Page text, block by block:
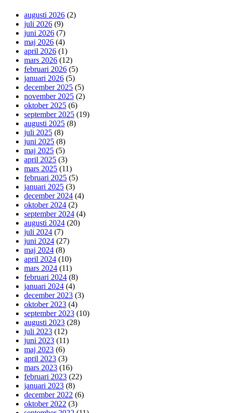
augusti 2026 (2)
juli 2026 (9)
juni 2026 (7)
maj 2026 (4)
april 2026 (1)
mars 2026 (12)
februari 2026 (5)
januari 2026 (5)
december 2025 (5)
november 2025 (2)
oktober 2025 (6)
september 2025 (19)
augusti 2025 (8)
juli 2025 (8)
juni 2025 (8)
maj 2025 (5)
april 2025 (3)
mars 2025 (11)
februari 2025 (5)
januari 2025 (3)
december 2024 (4)
oktober 2024 (2)
september 2024 (4)
augusti 2024 (20)
juli 2024 (7)
juni 2024 (27)
maj 2024 (8)
april 2024 (10)
mars 2024 (11)
februari 2024 (8)
januari 2024 (4)
december 2023 (3)
oktober 2023 (4)
september 2023 (10)
augusti 2023 (28)
juli 2023 (12)
juni 2023 (11)
maj 2023 (6)
april 2023 (3)
mars 2023 (16)
februari 2023 (22)
januari 2023 (8)
december 2022 (6)
oktober 2022 (3)